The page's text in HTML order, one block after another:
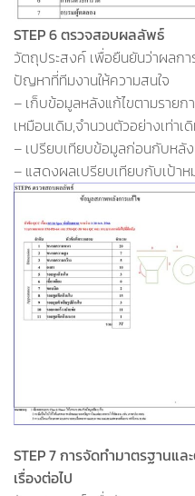
STEP 6 ตรวจสอบผลลัพธ์
วัตถุประสงค์ เพื่อยืนยันว่าผลกา
ปัญหาที่ทีมงานให้ความสนใจ
– เก็บข้อมูลหลังแก้ไขตามรายก
เหมือนเดิม,จำนวนตัวอย่างเท่าเ
– เปรียบเทียบข้อมูลก่อนกับหลั
– แสดงผลเปรียบเทียบกับเป้าห
STEP 7 การจัดทำมาตรฐานแ
เรื่องต่อไป